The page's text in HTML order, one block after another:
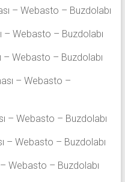
– Webasto – Buzdolabı
– Webasto – Buzdolabı
– Webasto – Buzdolabı
– Webasto –
– Webasto – Buzdolabı
– Webasto – Buzdolabı
Webasto – Buzdolabı